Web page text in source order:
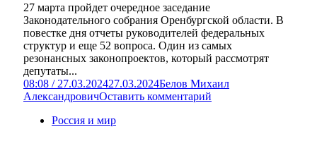
27 марта пройдет очередное заседание
Законодательного собрания Оренбургской области. В
повестке дня отчеты руководителей федеральных
структур и еще 52 вопроса. Один из самых
резонансных законопроектов, который рассмотрят
депутаты...
08:08 / 27.03.202427.03.2024Белов Михаил
АлександровичОставить комментарий
Россия и мир